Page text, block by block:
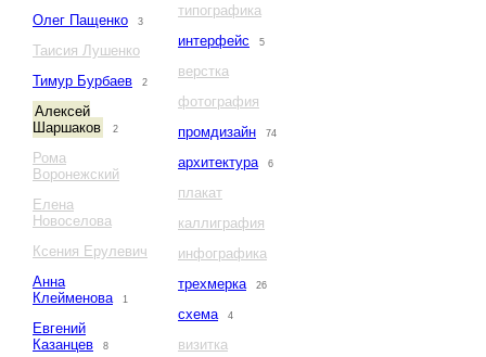
Олег Пащенко 3
Таисия Лушенко
Тимур Бурбаев
2
Алексей
Шаршаков
2
Рома
Воронежский
Елена
Новоселова
Ксения Ерулевич
Анна
Клейменова
1
Евгений
Казанцев
8
типографика
интерфейс
5
верстка
фотография
промдизайн
74
архитектура 6
плакат
каллиграфия
инфографика
трехмерка
26
схема 4
визитка